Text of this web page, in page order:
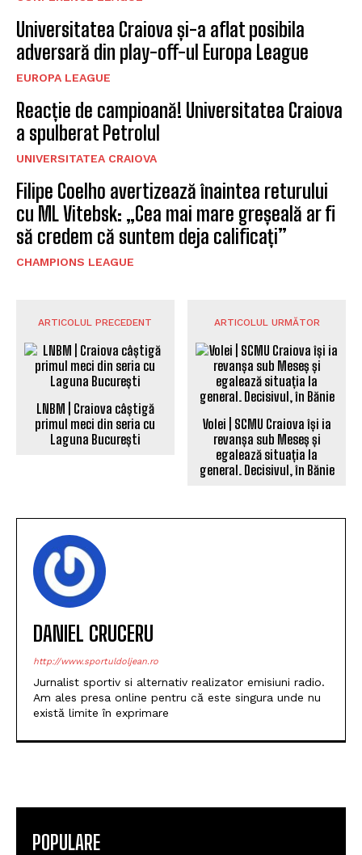
Universitatea Craiova și-a aflat posibila
adversară din play-off-ul Europa League
EUROPA LEAGUE
Reacție de campioană! Universitatea Craiova
a spulberat Petrolul
UNIVERSITATEA CRAIOVA
Filipe Coelho avertizează înaintea returului
cu ML Vitebsk: „Cea mai mare greșeală ar fi
să credem că suntem deja calificați”
CHAMPIONS LEAGUE
ARTICOLUL PRECEDENT
LNBM | Craiova câștigă
primul meci din seria cu
Laguna București
ARTICOLUL URMĂTOR
Volei | SCMU Craiova își ia
revanșa sub Meseș și
egalează situația la
general. Decisivul, în Bănie
DANIEL CRUCERU
http://www.sportuldoljean.ro
Jurnalist sportiv si alternativ realizator emisiuni radio.
Am ales presa online pentru că este singura unde nu
există limite în exprimare
POPULARE